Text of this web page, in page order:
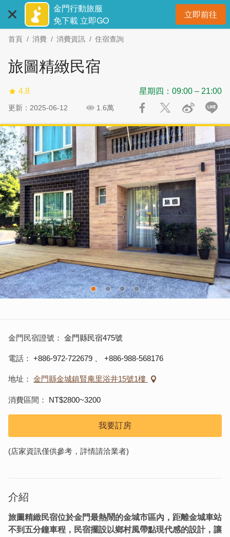
主
金門行動旅服
免下載 立即GO
立即前往開
首頁 消費 消費資訊 住宿查詢
旅圖精緻民宿
4.8 星期四：09:00 – 21:00
更新：2025-06-12 1.6萬
社
金門民宿證號 金門縣民宿475號
電話 +886-972-722679 +886-988-568176
地址 金門縣金城鎮賢庵里浴井15號1樓
消費區間 NT$2800~3200
我要訂房
(店家資訊僅供參考，詳情請洽業者)
介紹
​​​​旅圖精緻民宿位於金門最熱鬧的金城市區內，距離金城車站
不到五分鐘車程，民宿擺設以鄉村風帶點現代感的設計，讓